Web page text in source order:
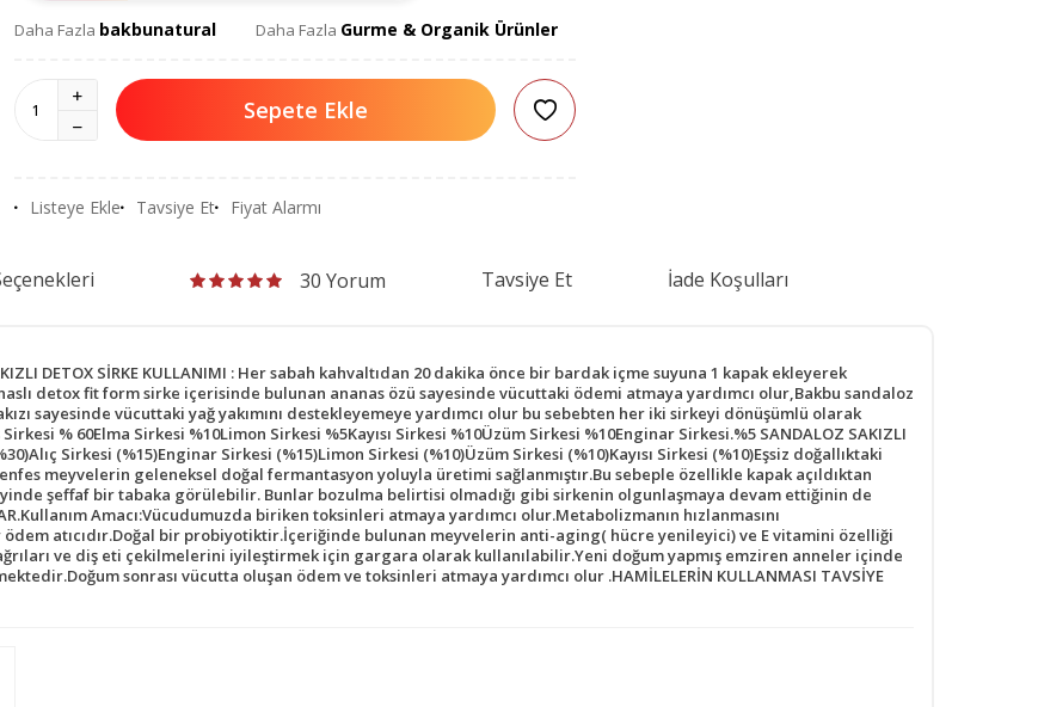
Daha Fazla bakbunatural Daha Fazla Gurme & Organik Ürünler
Sepete Ekle
Listeye Ekle Tavsiye Et Fiyat Alarmı
30 Yorum Tavsiye Et İade Koşulları
DETOX SİRKE KULLANIMI : Her sabah kahvaltıdan 20 dakika önce bir bardak içme suyuna 1 kapak ekleyerek
detox fit form sirke içerisinde bulunan ananas özü sayesinde vücuttaki ödemi atmaya yardımcı olur,Bakbu sandaloz
sayesinde vücuttaki yağ yakımını destekleyemeye yardımcı olur bu sebebten her iki sirkeyi dönüşümlü olarak
% 60Elma Sirkesi %10Limon Sirkesi %5Kayısı Sirkesi %10Üzüm Sirkesi %10Enginar Sirkesi.%5 SANDALOZ SAKIZLI
Sirkesi (%15)Enginar Sirkesi (%15)Limon Sirkesi (%10)Üzüm Sirkesi (%10)Kayısı Sirkesi (%10)Eşsiz doğallıktaki
meyvelerin geleneksel doğal fermantasyon yoluyla üretimi sağlanmıştır.Bu sebeple özellikle kapak açıldıktan
şeffaf bir tabaka görülebilir. Bunlar bozulma belirtisi olmadığı gibi sirkenin olgunlaşmaya devam ettiğinin de
Amacı:Vücudumuzda biriken toksinleri atmaya yardımcı olur.Metabolizmanın hızlanmasını
ödem atıcıdır.Doğal bir probiyotiktir.İçeriğinde bulunan meyvelerin anti-aging( hücre yenileyici) ve E vitamini özelliği
ve diş eti çekilmelerini iyileştirmek için gargara olarak kullanılabilir.Yeni doğum yapmış emziren anneler içinde
sonrası vücutta oluşan ödem ve toksinleri atmaya yardımcı olur .HAMİLELERİN KULLANMASI TAVSİYE